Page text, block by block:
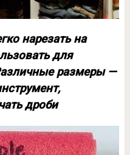
нарезать на
для
размеры —
дроби